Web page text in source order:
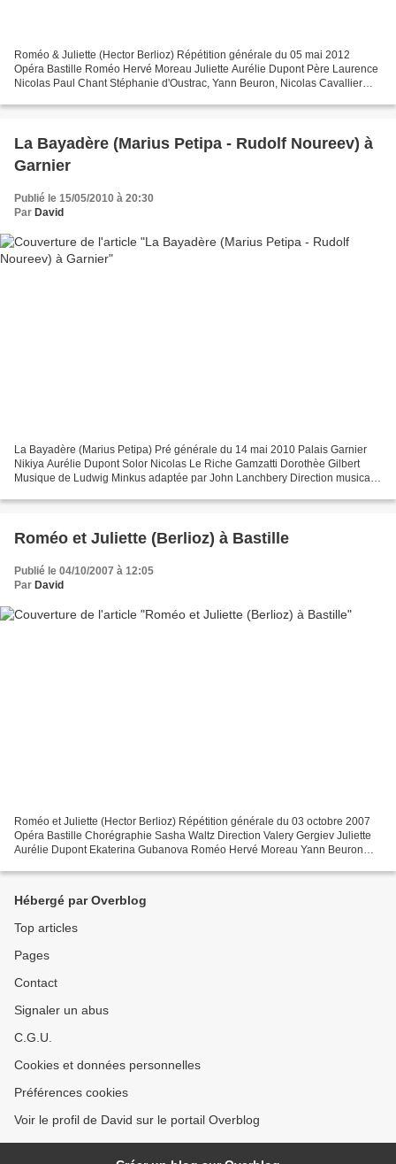
Roméo & Juliette (Hector Berlioz) Répétition générale du 05 mai 2012
Opéra Bastille Roméo Hervé Moreau Juliette Aurélie Dupont Père Laurence
Nicolas Paul Chant Stéphanie d'Oustrac, Yann Beuron, Nicolas Cavallier
La Bayadère (Marius Petipa - Rudolf Noureev) à
Garnier
Publié le 15/05/2010 à 20:30
Par David
La Bayadère (Marius Petipa) Pré générale du 14 mai 2010 Palais Garnier
Nikiya Aurélie Dupont Solor Nicolas Le Riche Gamzatti Dorothèe Gilbert
Musique de Ludwig Minkus adaptée par John Lanchbery Direction musicale
Roméo et Juliette (Berlioz) à Bastille
Publié le 04/10/2007 à 12:05
Par David
Roméo et Juliette (Hector Berlioz) Répétition générale du 03 octobre 2007
Opéra Bastille Chorégraphie Sasha Waltz Direction Valery Gergiev Juliette
Aurélie Dupont Ekaterina Gubanova Roméo Hervé Moreau Yann Beuron
Hébergé par Overblog
Top articles
Pages
Contact
Signaler un abus
C.G.U.
Cookies et données personnelles
Préférences cookies
Voir le profil de David sur le portail Overblog